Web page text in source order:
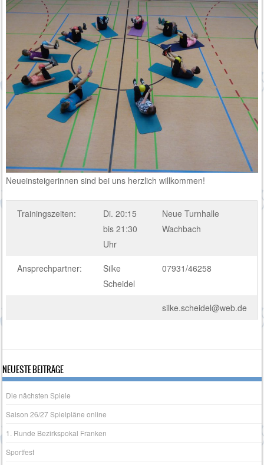
Neueinsteigerinnen sind bei uns herzlich willkommen!
Trainingszeiten:
Di. 20:15
bis 21:30
Uhr
Neue Turnhalle
Wachbach
Ansprechpartner:
Silke
Scheidel
07931/46258
silke.scheidel@web.de
NEUESTE BEITRÄGE
Die nächsten Spiele
Saison 26/27 Spielpläne online
1. Runde Bezirkspokal Franken
Sportfest